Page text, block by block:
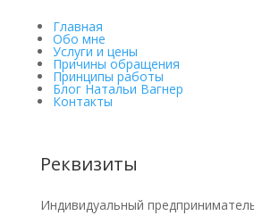
Главная
Обо мне
Услуги и цены
Причины обращения
Принципы работы
Блог Натальи Вагнер
Контакты
Реквизиты
Индивидуальный